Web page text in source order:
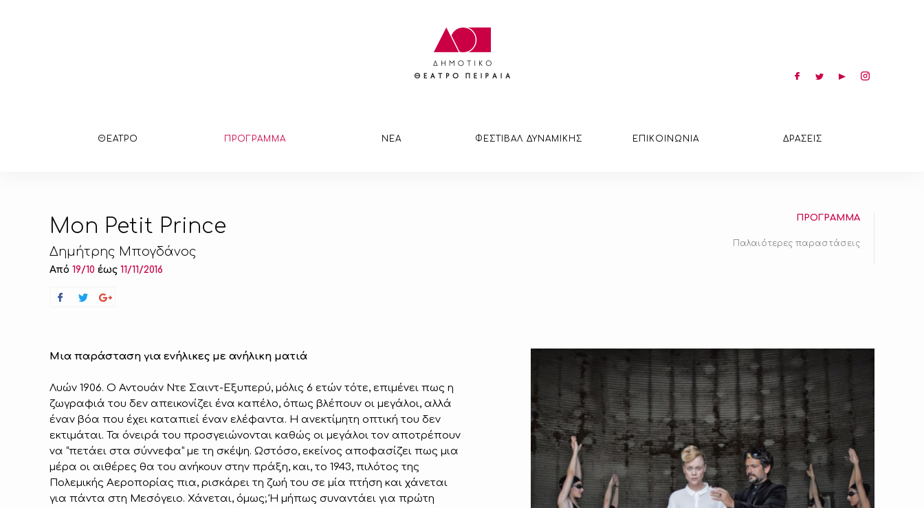
ΘΕΑΤΡΟ ΠΡΟΓΡΑΜΜΑ ΝΕΑ ΦΕΣΤΙΒΑΛ ΔΥΝΑΜΙΚΗΣ ΕΠΙΚΟΙΝΩΝΙΑ ΔΡΑΣΕΙΣ
ΠΡΟΓΡΑΜΜΑ
Παλαιότερες παραστάσεις
Mon Petit Prince
Δημήτρης Μπογδάνος
Από 19/10 έως 11/11/2016
Μια παράσταση για ενήλικες με ανήλικη ματιά
Λυών 1906. Ο Αντουάν Ντε Σαιντ-Εξυπερύ, μόλις 6 ετών τότε, επιμένει πως η
ζωγραφιά του δεν απεικονίζει ένα καπέλο, όπως βλέπουν οι μεγάλοι, αλλά
έναν βόα που έχει καταπιεί έναν ελέφαντα. Η ανεκτίμητη οπτική του δεν
εκτιμάται. Τα όνειρά του προσγειώνονται καθώς οι μεγάλοι τον αποτρέπουν
να “πετάει στα σύννεφα” με τη σκέψη. Ωστόσο, εκείνος αποφασίζει πως μια
μέρα οι αιθέρες θα του ανήκουν στην πράξη, και, το 1943, πιλότος της
Πολεμικής Αεροπορίας πια, ρισκάρει τη ζωή του σε μία πτήση και χάνεται
για πάντα στη Μεσόγειο. Χάνεται, όμως; Ή μήπως συναντάει για πρώτη